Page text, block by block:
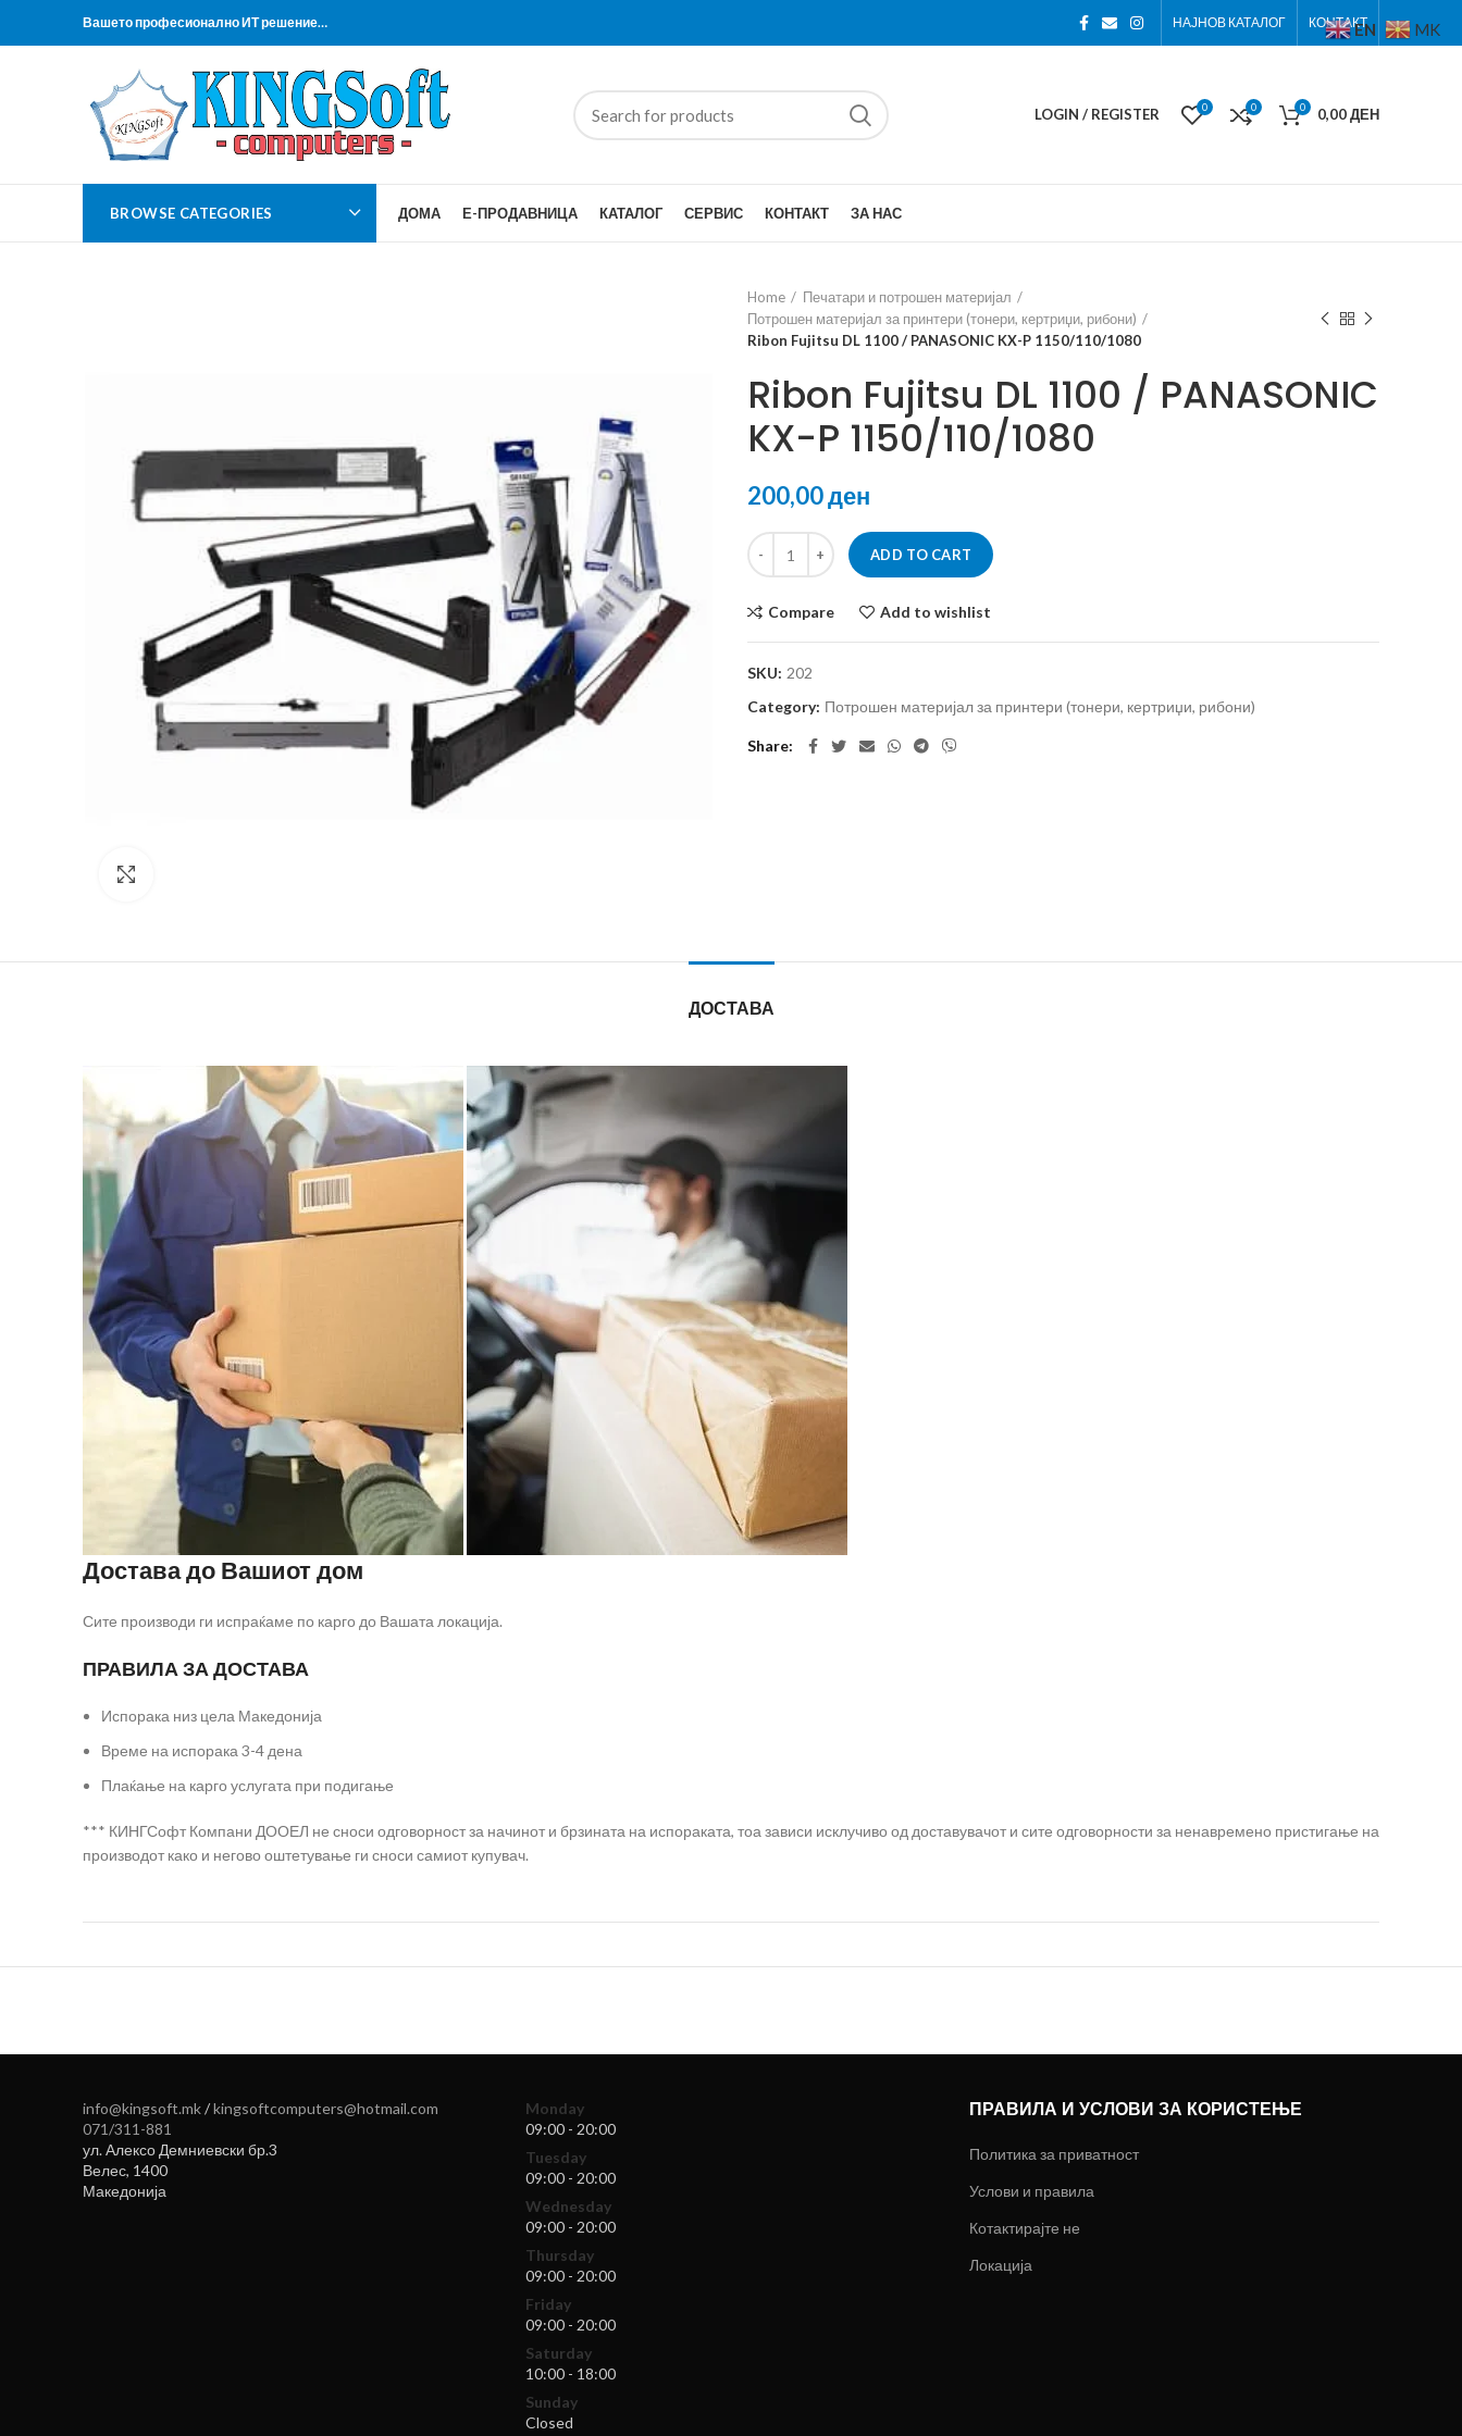
Вашето професионално ИТ решение… НАЈНОВ КАТАЛОГ КОНТАКТ
LOGIN / REGISTER 0 0 0 0,00ДЕН
BROWSE CATEGORIES ДОМА Е-ПРОДАВНИЦА КАТАЛОГ СЕРВИС КОНТАКТ ЗА НАС
Home
Печатари и потрошен материјал
Потрошен материјал за принтери (тонери, кертриџи, рибони)
Ribon Fujitsu DL 1100 / PANASONIC KX-P 1150/110/1080
Ribon Fujitsu DL 1100 / PANASONIC
KX-P 1150/110/1080
ден
ADD TO CART
Compare Add to wishlist
SKU: 202
Category: Потрошен материјал за принтери (тонери, кертриџи, рибони)
Share
ДОСТАВА
Достава до Вашиот дом
Сите производи ги испраќаме по карго до Вашата локација.
ПРАВИЛА ЗА ДОСТАВА
Испорака низ цела Македонија
Време на испорака 3-4 дена
Плаќање на карго услугата при подигање
*** КИНГСофт Компани ДООЕЛ не сноси одговорност за начинот и брзината на испораката, тоа зависи исклучиво од доставувачот и сите одговорности за ненавремено пристигање на
производот како и негово оштетување ги сноси самиот купувач.
info@kingsoft.mk/kingsoftcomputers@hotmail.com
071/311-881
ул. Алексо Демниевски бр.3
Велес, 1400
Македонија
Monday
09:00 - 20:00
Tuesday
09:00 - 20:00
Wednesday
09:00 - 20:00
Thursday
09:00 - 20:00
Friday
09:00 - 20:00
Saturday
10:00 - 18:00
Sunday
Closed
ПРАВИЛА И УСЛОВИ ЗА КОРИСТЕЊЕ
Политика за приватност
Услови и правила
Котактирајте не
Локација
EN MK